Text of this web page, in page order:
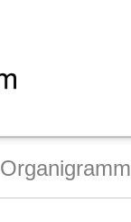
Organigramm